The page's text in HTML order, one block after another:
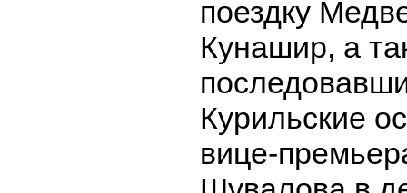
поездку
Кунашир, а
Курильские
вице-